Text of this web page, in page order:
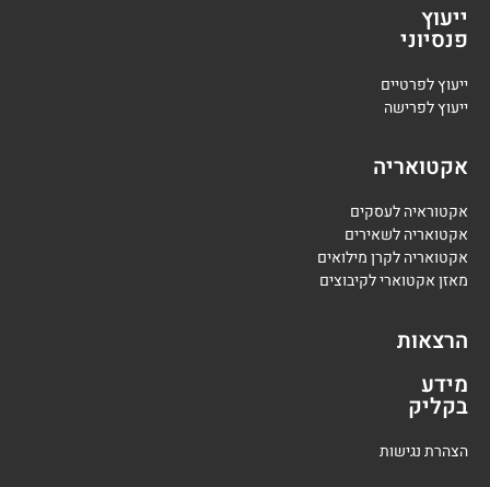
ייעוץ
פנסיוני
ייעוץ לפרטיים
ייעוץ לפרישה
אקטואריה
אקטוראיה לעסקים
אקטואריה לשאירים
אקטואריה לקרן מילואים
מאזן אקטוארי לקיבוצים
הרצאות
מידע
בקליק
הצהרת נגישות